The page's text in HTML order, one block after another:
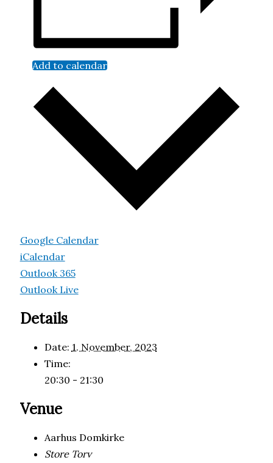
Add to calendar
Google Calendar
iCalendar
Outlook 365
Outlook Live
Details
Date: 1. November, 2023
Time:
20:30 - 21:30
Venue
Aarhus Domkirke
Store Torv